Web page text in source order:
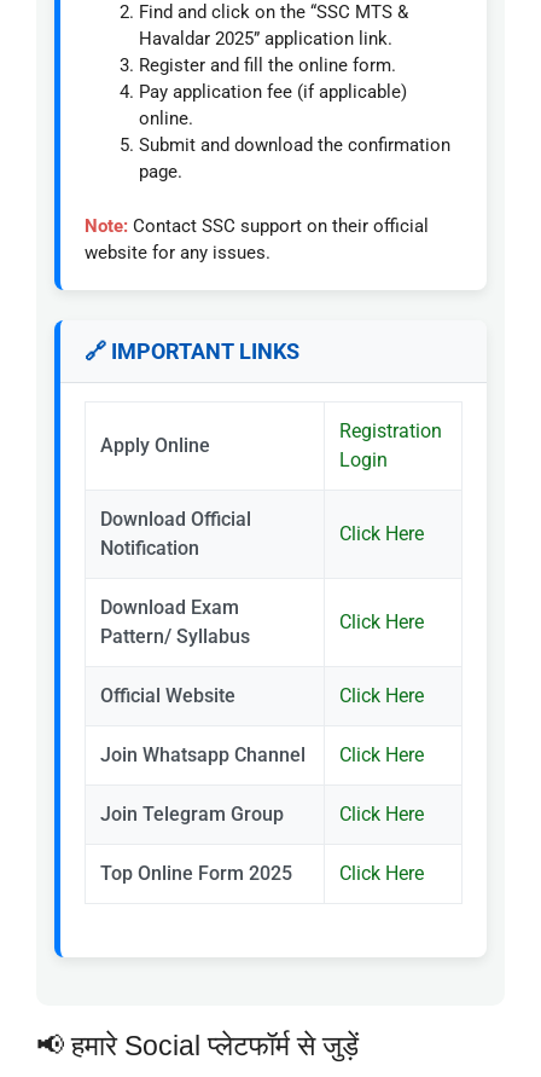
Find and click on the “SSC MTS &
Havaldar 2025” application link.
Register and fill the online form.
Pay application fee (if applicable)
online.
Submit and download the confirmation
page.
Note: Contact SSC support on their official
website for any issues.
🔗 IMPORTANT LINKS
Apply Online
Registration
Login
Download Official
Notification
Click Here
Download Exam
Pattern/ Syllabus
Click Here
Official Website Click Here
Join Whatsapp Channel Click Here
Join Telegram Group Click Here
Top Online Form 2025 Click Here
📢 हमारे Social प्लेटफॉर्म से जुड़ें